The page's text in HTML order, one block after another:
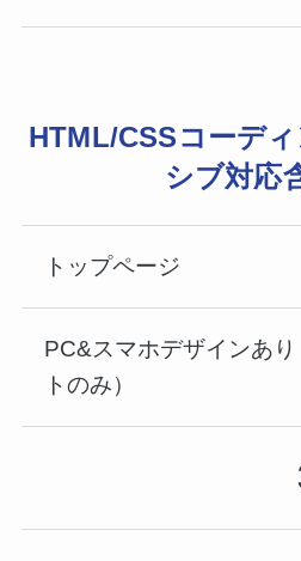
HTML/CSSコーデ
シブ対応
トップページ
PC&スマホデザインあ
トのみ）